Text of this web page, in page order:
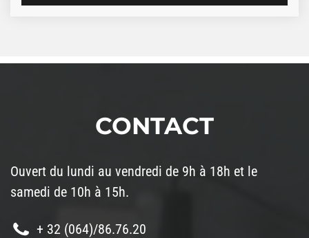
CONTACT
Ouvert du lundi au vendredi de 9h à 18h et le
samedi de 10h à 15h.
+ 32 (064)/86.76.20